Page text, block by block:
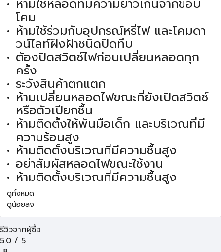
ห้ามใช้หลอดที่มีความยาวเกินจากขอบ
โคม
ห้ามใช้ร่วมกับอุปกรณ์หรี่ไฟ และโคมดา
วน์ไลท์ฝังฝ้าชนิดปิดทึบ
ต้องปิดสวิตซ์ไฟก่อนเปลี่ยนหลอดทุก
ครั้ง
ระวังสินค้าตกแตก
ห้ามเปลี่ยนหลอดไฟขณะที่ยังเปิดสวิตซ์
หรือตัวเปียกชื้น
ห้ามติดตั้งให้พ้นมือเด็ก และบริเวณที่มี
ความร้อนสูง
ห้ามติดตั้งบริเวณที่มีความชื้นสูง
อย่าสัมผัสหลอดไฟขณะใช้งาน
ห้ามติดตั้งบริเวณที่มีความชื้นสูง
ดูทั้งหมด
ดูน้อยลง
รีวิวจากผู้ซื้อ
5.0 / 5